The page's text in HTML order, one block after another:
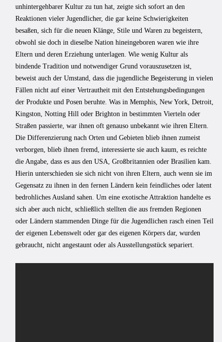
unhintergehbarer Kultur zu tun hat, zeigte sich sofort an den
Reaktionen vieler Jugendlicher, die gar keine Schwierigkeiten
besaßen, sich für die neuen Klänge, Stile und Waren zu begeistern,
obwohl sie doch in dieselbe Nation hineingeboren waren wie ihre
Eltern und deren Erziehung unterlagen. Wie wenig Kultur als
bindende Tradition und notwendiger Grund vorauszusetzen ist,
beweist auch der Umstand, dass die jugendliche Begeisterung in vielen
Fällen nicht auf einer Vertrautheit mit den Entstehungsbedingungen
der Produkte und Posen beruhte. Was in Memphis, New York, Detroit,
Kingston, Notting Hill oder Brighton in bestimmten Vierteln oder
Straßen passierte, war ihnen oft genauso unbekannt wie ihren Eltern.
Die Differenzierung nach Orten und Gebieten blieb ihnen zumeist
verborgen, blieb ihnen fremd, interessierte sie auch kaum, es reichte
die Angabe, dass es aus den USA, Großbritannien oder Brasilien kam.
Hierin unterschieden sie sich nicht von ihren Eltern, auch wenn sie im
Gegensatz zu ihnen in den fernen Ländern kein feindliches oder latent
bedrohliches Ausland sahen. Um eine exotische Attraktion handelte es
sich aber auch nicht, schließlich stellten die aus fremden Regionen
oder Ländern stammenden Dinge für die Jugendlichen rasch einen Teil
der eigenen Lebenswelt oder gar des eigenen Körpers dar, wurden
gebraucht, nicht angestaunt oder als Ausstellungsstück separiert.